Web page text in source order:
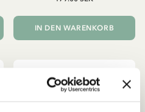
IN DEN WARENKORB